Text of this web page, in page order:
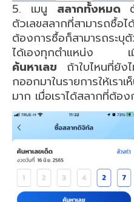
5. เมนู สลากทั้งหมดตั
ตัวเลขสลากที่สามารถ
ต้องการซื้อก็สามารถระบุตั
ได้เองทุกตำแหน่ง เมื่
ค้นหาเลข ถ้าใบไหนที่ยัง
กออกมาในรายการให้เร
มาก เมื่อเราได้สลากที่ต้อ